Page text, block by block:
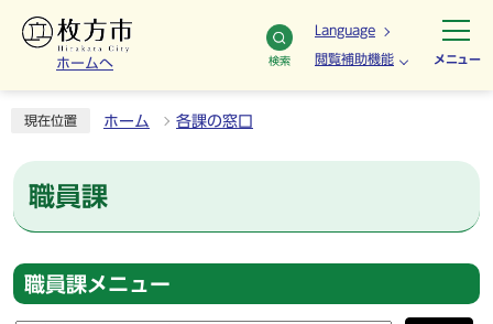
ホームへ 検索
Language
閲覧補助機能 メニュー
現在位置 ホーム 各課の窓口
職員課
職員課メニュー